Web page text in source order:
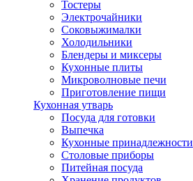
Тостеры
Электрочайники
Соковыжималки
Холодильники
Блендеры и миксеры
Кухонные плиты
Микроволновые печи
Приготовление пищи
Кухонная утварь
Посуда для готовки
Выпечка
Кухонные принадлежности
Столовые приборы
Питейная посуда